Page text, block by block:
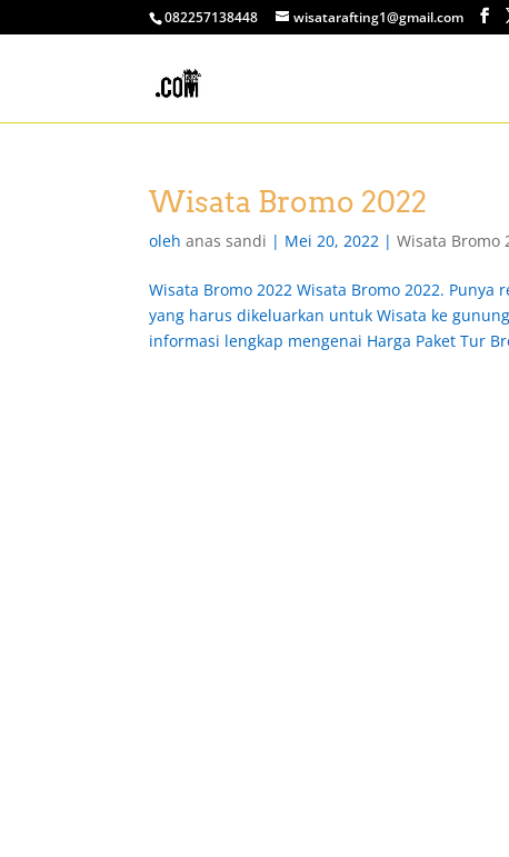
082257138448 wisatarafting1@gmail.com
Wisata Bromo 2022
olehanas sandi | Mei 20, 2022 |Wisata Bromo
Wisata Bromo 2022 Wisata Bromo 2022.
yang harus dikeluarkan untuk Wisata ke
informasi lengkap mengenai Harga Paket Tur